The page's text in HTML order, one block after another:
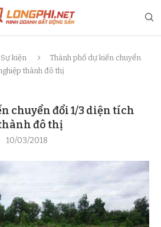
kiện
Thành phố dự kiến chuyển
thành đô thị
chuyển đổi 1/3 diện tích
đô thị
10/03/2018